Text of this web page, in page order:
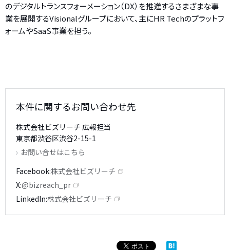
のデジタルトランスフォーメーション（DX）を推進するさまざまな事
業を展開するVisionalグループにおいて、主にHR Techのプラットフ
ォームやSaaS事業を担う。
本件に関するお問い合わせ先
株式会社ビズリーチ 広報担当
東京都渋谷区渋谷2-15-1
お問い合せはこちら
Facebook 株式会社ビズリーチ
X@bizreach_pr
LinkedIn 株式会社ビズリーチ